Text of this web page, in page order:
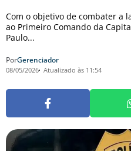
Com o objetivo de combater a
ao Primeiro Comando da
Paulo...
PorGerenciador
08/05/2026 Atualizado às 11:54